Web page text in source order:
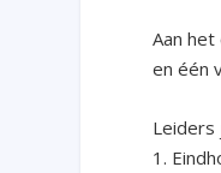
Aan
en één
1.